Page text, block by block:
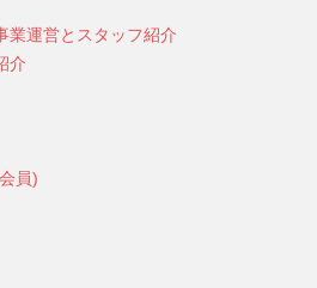
業運営とスタッフ紹介
介
員)